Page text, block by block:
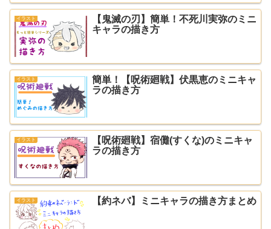
イラスト
【鬼滅の刃】簡単！不死川実弥のミニ
キャラの描き方
イラスト
簡単！【呪術廻戦】伏黒恵のミニキャ
ラの描き方
イラスト
【呪術廻戦】宿儺(すくな)のミニキャ
ラの描き方
イラスト 【約ネバ】ミニキャラの描き方まとめ